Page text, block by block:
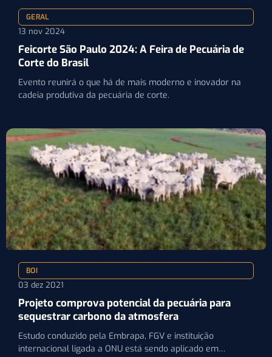
GERAL
13 nov 2024
Feicorte São Paulo 2024: A Feira de Pecuária de
Corte do Brasil
Evento reunirá o que há de mais moderno e inovador na
cadeia produtiva da pecuária de corte.
BOI
03 dez 2021
Projeto comprova potencial da pecuária para
sequestrar carbono da atmosfera
Estudo conduzido pela Embrapa, FGV e instituição
internacional ligada a ONU está sendo aplicado em